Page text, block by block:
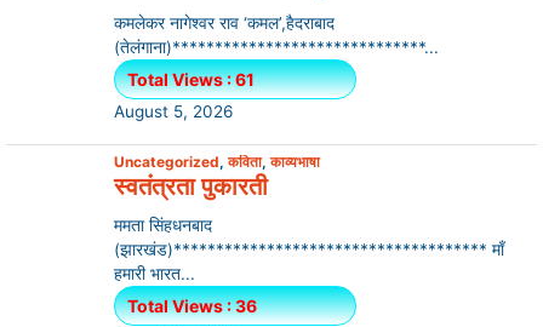
कमलेकर नागेश्वर राव ‘कमल’,हैदराबाद
(तेलंगाना)******************************...
Total Views : 61
August 5, 2026
Uncategorized,कविता,काव्यभाषा
स्वतंत्रता पुकारती
ममता सिंहधनबाद
(झारखंड)************************************* माँ
हमारी भारत...
Total Views : 36